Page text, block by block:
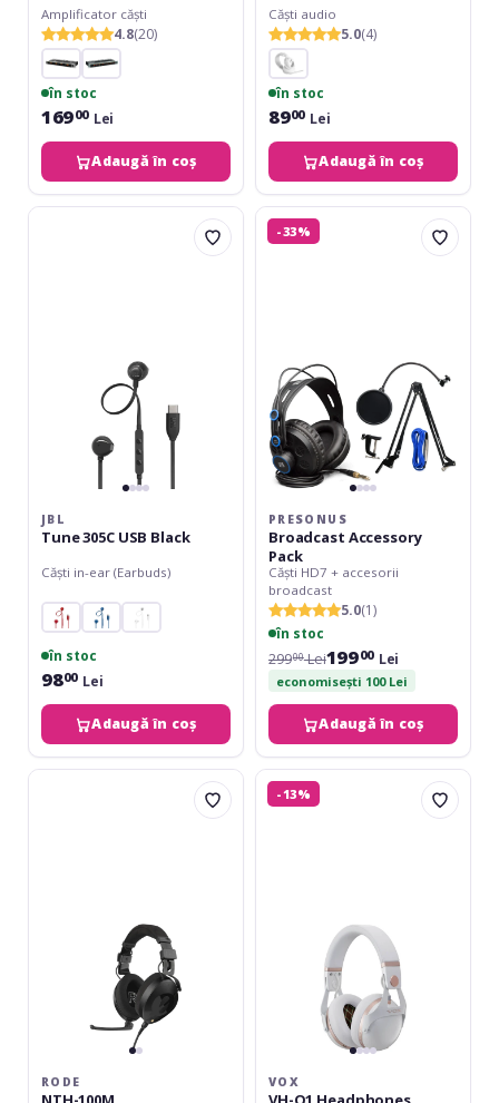
Amplificator căști
4.8(20)
în stoc
16900 Lei
Adaugă în coș
Căști audio
5.0(4)
în stoc
8900 Lei
Adaugă în coș
JBL
JBL
Tune 305C USB Black
Căști in-ear (Earbuds)
în stoc
9800 Lei
Adaugă în coș
Presonus
Broadcast
-33%
PRESONUS
Broadcast Accessory
Pack
Căști HD7 + accesorii
broadcast
5.0(1)
în stoc
29900Lei19900 Lei
economisești 100 Lei
Adaugă în coș
Rode
RODE
VOX
VH--13%
VOX